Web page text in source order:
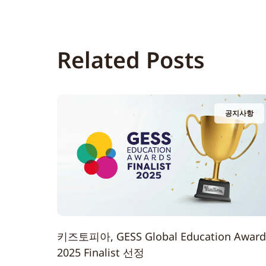
Related Posts
공지사항
키즈토피아, GESS Global Education
2025 Finalist 선정